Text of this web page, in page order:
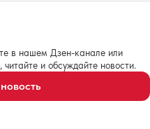
в нашем Дзен-канале или
и обсуждайте новости.